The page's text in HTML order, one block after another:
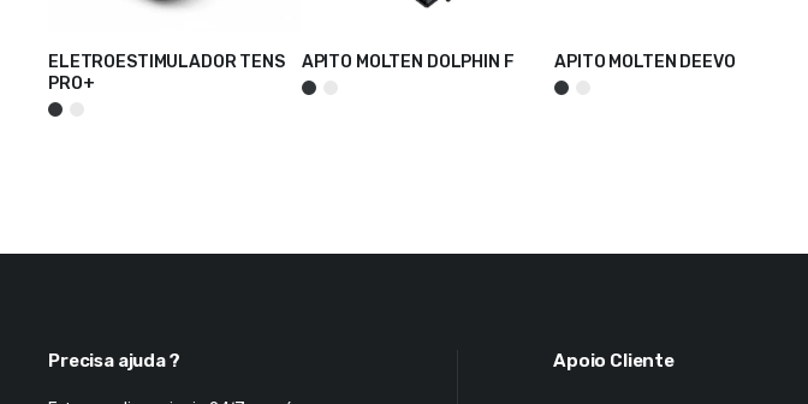
ELETROESTIMULADOR TENS
PRO+
ADICIONAR
APITO MOLTEN DOLPHIN F
VER OPÇÕES APITO MOLTEN DEEVO
ADICIONAR
Precisa ajuda ? Apoio Cliente